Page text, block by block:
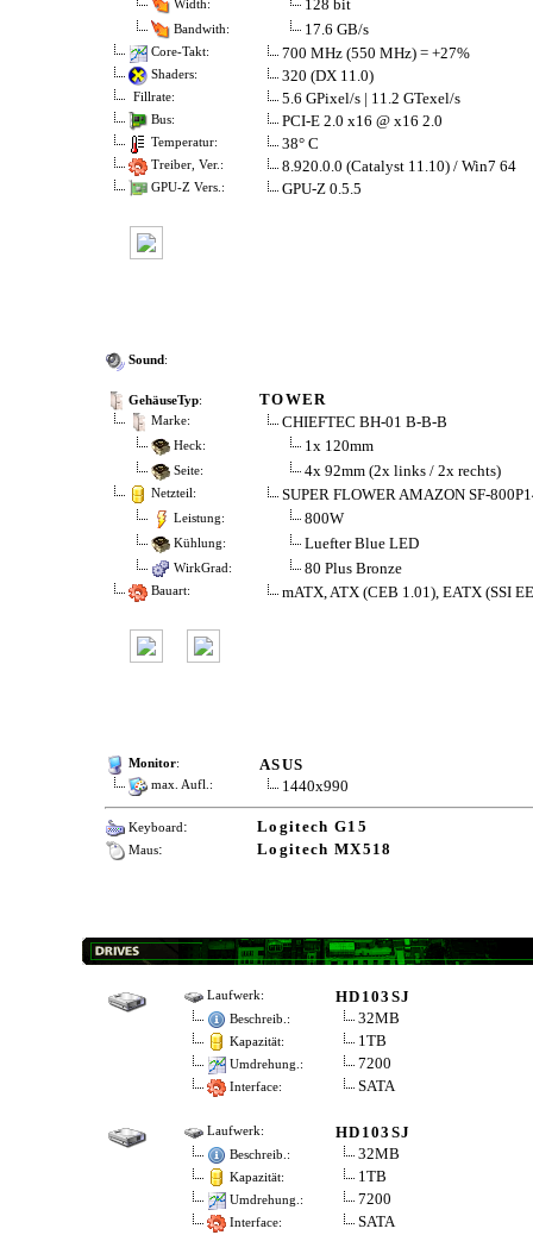
Width: 128 bit
Bandwith: 17.6 GB/s
Core-Takt: 700 MHz (550 MHz) = +27%
Shaders: 320 (DX 11.0)
Fillrate: 5.6 GPixel/s | 11.2 GTexel/s
Bus: PCI-E 2.0 x16 @ x16 2.0
Temperatur: 38° C
Treiber, Ver.: 8.920.0.0 (Catalyst 11.10) / Win7 64
GPU-Z Vers.: GPU-Z 0.5.5
Sound:
GehäuseTyp: TOWER
Marke: CHIEFTEC BH-01 B-B-B
Heck: 1x 120mm
Seite: 4x 92mm (2x links / 2x rechts)
Netzteil: SUPER FLOWER AMAZON SF-
Leistung: 800W
Kühlung: Luefter Blue LED
WirkGrad: 80 Plus Bronze
Bauart: mATX, ATX (CEB 1.01), EATX (SSI
Monitor: ASUS
max. Aufl.: 1440x990
Keyboard: Logitech G15
Maus: Logitech MX518
Laufwerk: HD103SJ
Beschreib.: 32MB
Kapazität: 1TB
Umdrehung.: 7200
Interface: SATA
Laufwerk: HD103SJ
Beschreib.: 32MB
Kapazität: 1TB
Umdrehung.: 7200
Interface: SATA